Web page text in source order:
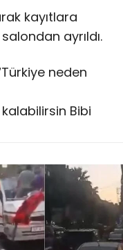
kayıtlara
ayrıldı.
neden
kalabilirsin Bibi